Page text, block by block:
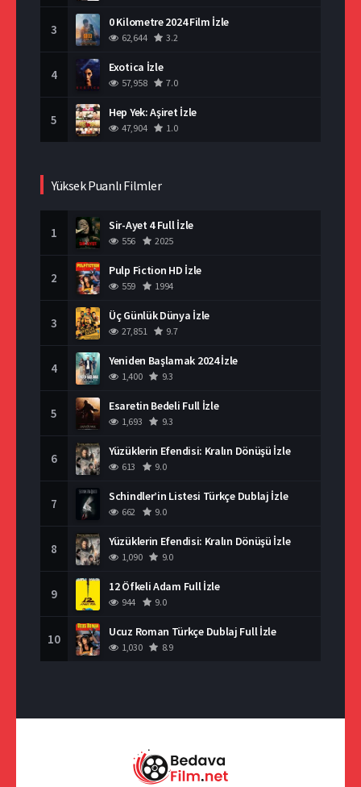
3 0 Kilometre 2024 Film İzle
62,644 3.2
4 Exotica İzle
57,958 7.0
5 Hep Yek: Aşiret İzle
47,904 1.0
Yüksek Puanlı Filmler
1 Sir-Ayet 4 Full İzle
556 2025
2 Pulp Fiction HD İzle
559 1994
3 Üç Günlük Dünya İzle
27,851 9.7
4 Yeniden Başlamak 2024 İzle
1,400 9.3
5 Esaretin Bedeli Full İzle
1,693 9.3
6 Yüzüklerin Efendisi: Kralın Dönüşü İzle
613 9.0
7 Schindler’in Listesi Türkçe Dublaj İzle
662 9.0
8 Yüzüklerin Efendisi: Kralın Dönüşü İzle
1,090 9.0
9 12 Öfkeli Adam Full İzle
944 9.0
10 Ucuz Roman Türkçe Dublaj Full İzle
1,030 8.9